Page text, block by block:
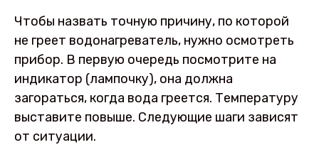
Чтобы назвать точную причину, по которой
не греет водонагреватель, нужно осмотреть
прибор. В первую очередь посмотрите на
индикатор (лампочку), она должна
загораться, когда вода греется. Температуру
выставите повыше. Следующие шаги зависят
от ситуации.